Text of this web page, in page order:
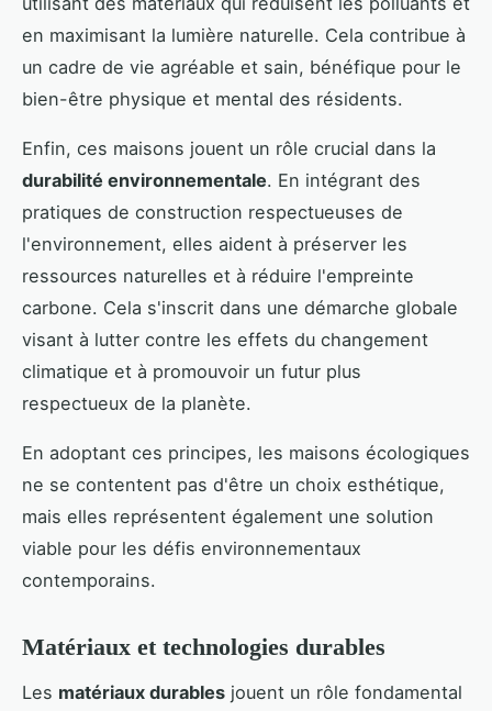
en maximisant la lumière naturelle. Cela contribue à
un cadre de vie agréable et sain, bénéfique pour le
bien-être physique et mental des résidents.
Enfin, ces maisons jouent un rôle crucial dans la
durabilité environnementale. En intégrant des
pratiques de construction respectueuses de
l'environnement, elles aident à préserver les
ressources naturelles et à réduire l'empreinte
carbone. Cela s'inscrit dans une démarche globale
visant à lutter contre les effets du changement
climatique et à promouvoir un futur plus
respectueux de la planète.
En adoptant ces principes, les maisons écologiques
ne se contentent pas d'être un choix esthétique,
mais elles représentent également une solution
viable pour les défis environnementaux
contemporains.
Matériaux et technologies durables
Les matériaux durables jouent un rôle fondamental